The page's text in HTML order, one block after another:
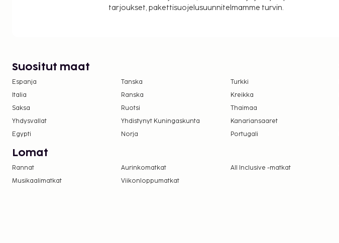
tarjoukset, pakettisuojelusuunnitelmamme turvin.
Suositut maat
Espanja Tanska
Turkki
Italia
Ranska
Kreikka
Saksa
Ruotsi
Thaimaa
Yhdysvallat
Yhdistynyt Kuningaskunta
Kanariansaaret
Egypti
Norja Portugali
Lomat
Rannat Aurinkomatkat All Inclusive -matkat
Musikaalimatkat
Viikonloppumatkat